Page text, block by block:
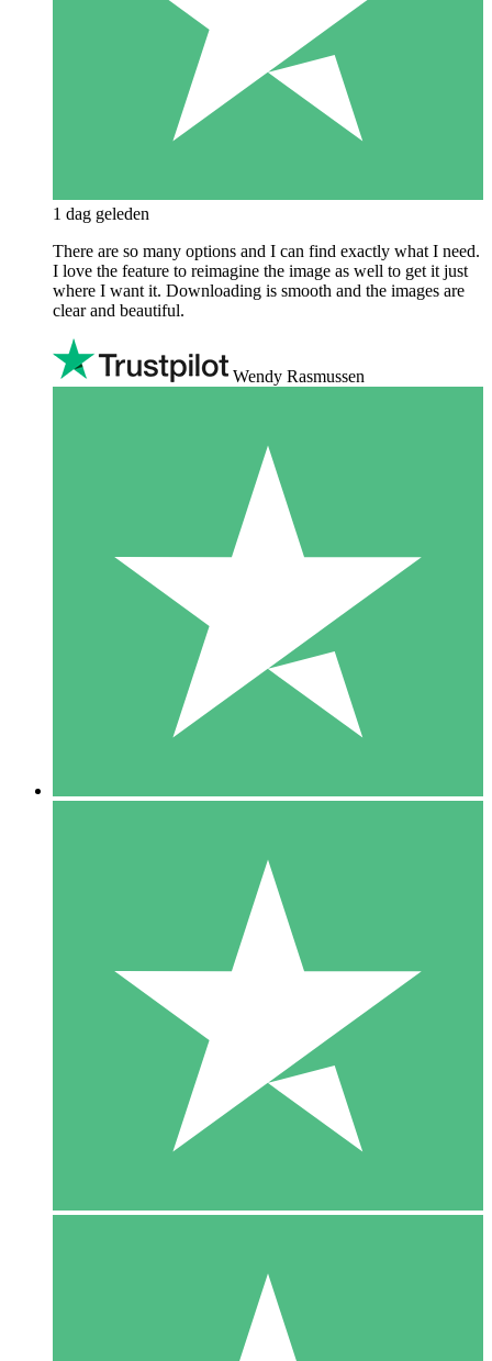
1 dag geleden
There are so many options and I can find exactly what I need.
I love the feature to reimagine the image as well to get it just
where I want it. Downloading is smooth and the images are
clear and beautiful.
Wendy Rasmussen